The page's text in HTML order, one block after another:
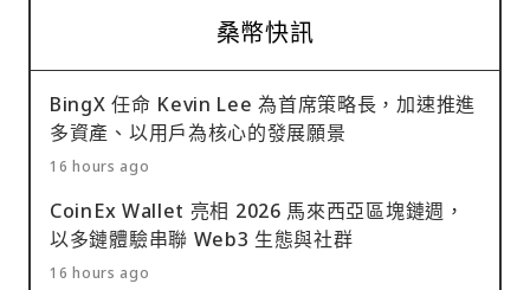
桑幣快訊
BingX 任命 Kevin Lee 為首席策略長，加速推進
多資產、以用戶為核心的發展願景
16 hours ago
CoinEx Wallet 亮相 2026 馬來西亞區塊鏈週，
以多鏈體驗串聯 Web3 生態與社群
16 hours ago